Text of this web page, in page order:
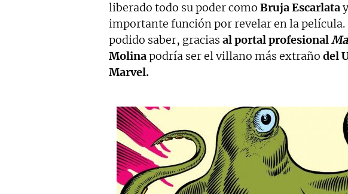
liberado todo su poder como Bruja Escarlata
importante función por revelar en la
podido saber, gracias al portal profesional
Molinapodría ser el villano más extraño del
Marvel.